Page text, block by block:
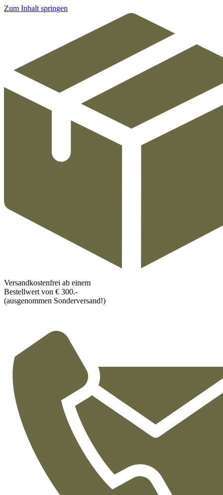
Zum Inhalt springen
Versandkostenfrei ab einem
Bestellwert von € 300.-
(ausgenommen Sonderversand!)